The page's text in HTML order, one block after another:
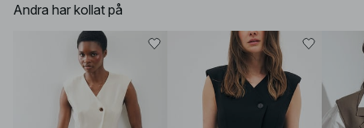
Andra har kollat på